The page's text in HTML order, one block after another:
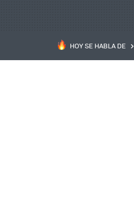
HOY SE HABLA DE